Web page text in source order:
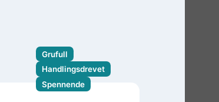
Grufull
Handlingsdrevet
Spennende